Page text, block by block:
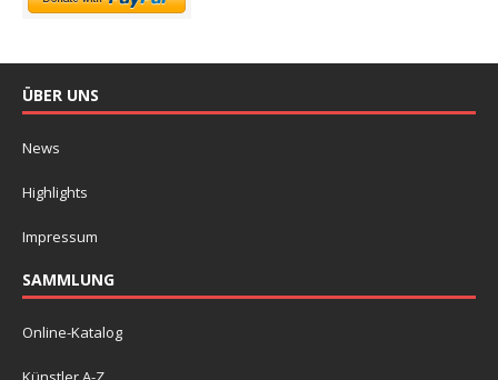
ÜBER UNS
News
Highlights
Impressum
SAMMLUNG
Online-Katalog